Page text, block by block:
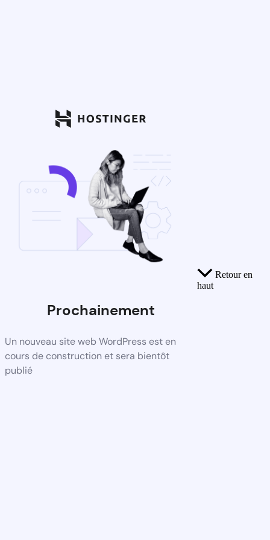
Prochainement
Un nouveau site web WordPress est en
cours de construction et sera bientôt
publié
Retour en
haut